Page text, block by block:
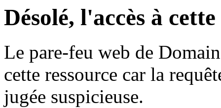
Désolé, l'accès à
Le pare-feu web de
cette ressource car la
jugée suspicieuse.